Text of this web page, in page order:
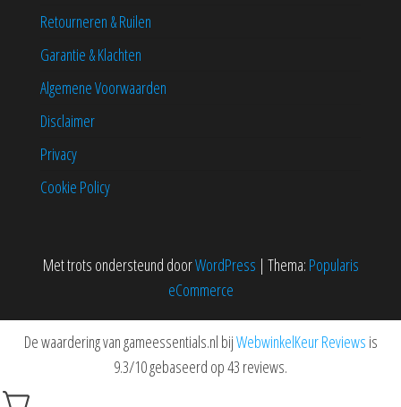
Retourneren & Ruilen
Garantie & Klachten
Algemene Voorwaarden
Disclaimer
Privacy
Cookie Policy
Met trots ondersteund doorWordPress | Thema: Popularis
eCommerce
De waardering van gameessentials.nl bijWebwinkelKeur Reviews is
9.3/10 gebaseerd op 43 reviews.